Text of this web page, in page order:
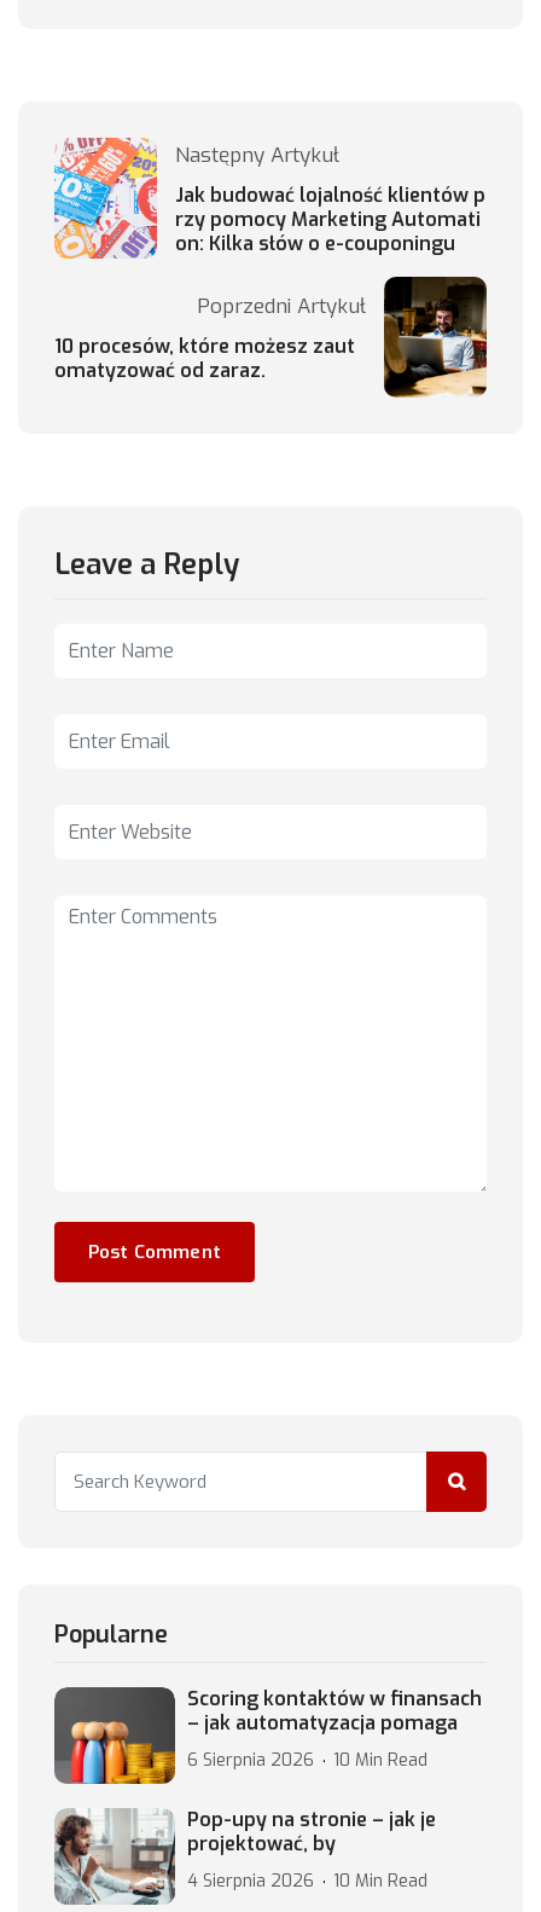
Następny Artykuł
Jak budować lojalność klientów p
rzy pomocy Marketing Automati
on: Kilka słów o e-couponingu
Poprzedni Artykuł
10 procesów, które możesz zaut
omatyzować od zaraz.
Leave a Reply
Popularne
Scoring kontaktów w finansach
– jak automatyzacja pomaga
6 Sierpnia 2026 10 Min Read
Pop-upy na stronie – jak je
projektować, by
4 Sierpnia 2026 10 Min Read